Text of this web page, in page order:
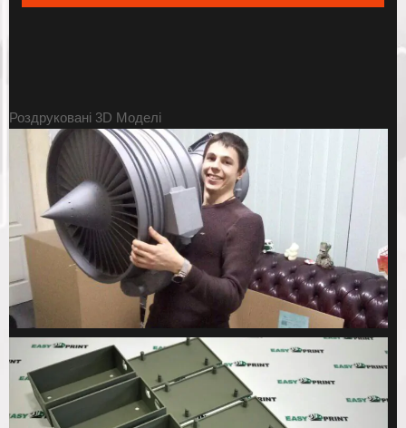
Роздруковані 3D Моделі